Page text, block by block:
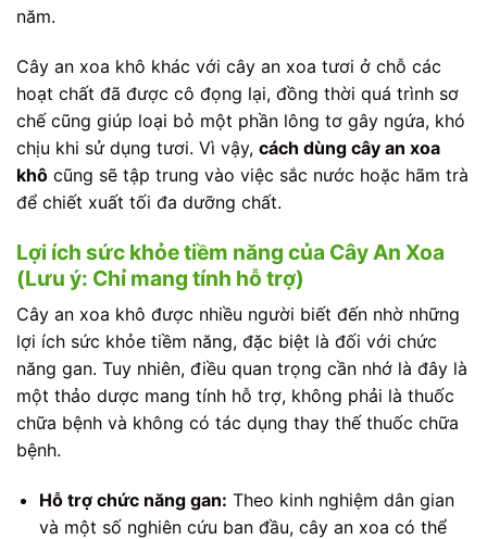
năm.
Cây an xoa khô khác với cây an xoa tươi ở chỗ các
hoạt chất đã được cô đọng lại, đồng thời quá trình sơ
chế cũng giúp loại bỏ một phần lông tơ gây ngứa, khó
chịu khi sử dụng tươi. Vì vậy, cách dùng cây an xoa
khô cũng sẽ tập trung vào việc sắc nước hoặc hãm trà
để chiết xuất tối đa dưỡng chất.
Lợi ích sức khỏe tiềm năng của Cây An Xoa
(Lưu ý: Chỉ mang tính hỗ trợ)
Cây an xoa khô được nhiều người biết đến nhờ những
lợi ích sức khỏe tiềm năng, đặc biệt là đối với chức
năng gan. Tuy nhiên, điều quan trọng cần nhớ là đây là
một thảo dược mang tính hỗ trợ, không phải là thuốc
chữa bệnh và không có tác dụng thay thế thuốc chữa
bệnh.
Hỗ trợ chức năng gan: Theo kinh nghiệm dân gian
và một số nghiên cứu ban đầu, cây an xoa có thể